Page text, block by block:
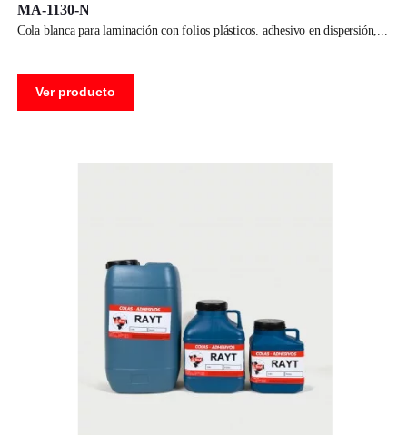
MA-1130-N
cola blanca para laminación con folios plásticos. adhesivo en dispersión,
Ver producto